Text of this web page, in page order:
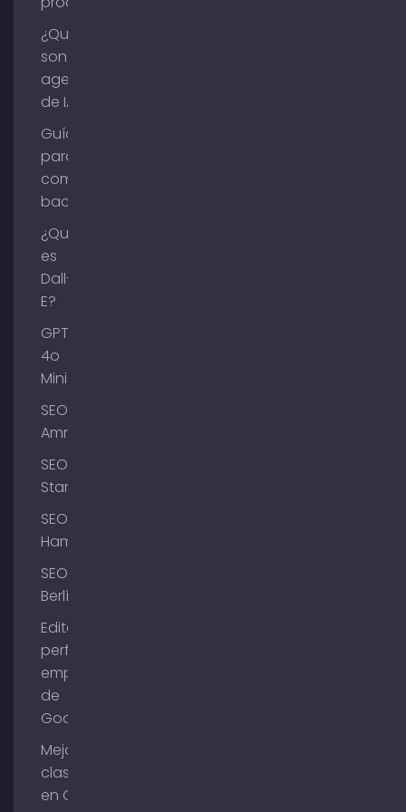
¿Qué
son los
agentes
de IA?
Guía
para
comprar
backlinks
¿Qué
es
Dall-
E?
GPT-
4o
Mini
SEO
Ammersee
SEO
Starnberg
SEO
Hamburgo
SEO
Berlín
Editar el
perfil de
empresa
de
Google
Mejorar la
clasificación
en Google